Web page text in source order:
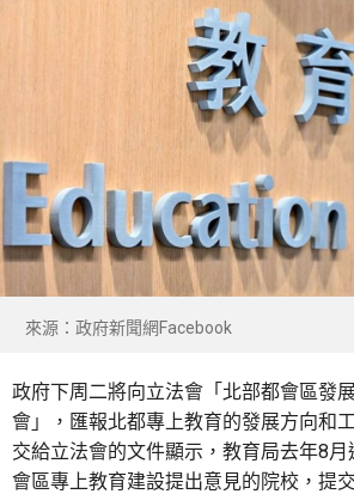
來源：政府新聞網Facebook
政府下周二將向立法會「北部都會區發
會」，匯報北都專上教育的發展方向和
交給立法會的文件顯示，教育局去年8
會區專上教育建設提出意見的院校，提